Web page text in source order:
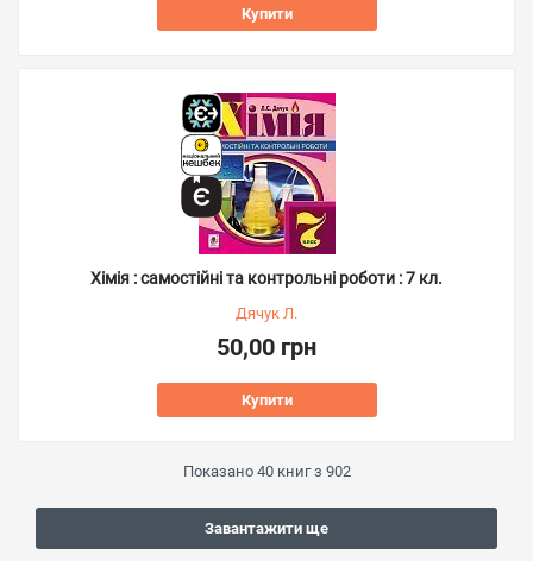
Купити
Хімія : самостійні та контрольні роботи : 7 кл.
Дячук Л.
50,00 грн
Купити
Показано 40книг з 902
Завантажити ще